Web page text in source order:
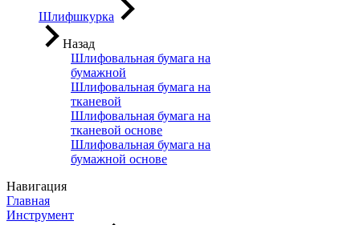
Шлифшкурка
Назад
Шлифовальная бумага на
бумажной
Шлифовальная бумага на
тканевой
Шлифовальная бумага на
тканевой основе
Шлифовальная бумага на
бумажной основе
Навигация
Главная
Инструмент